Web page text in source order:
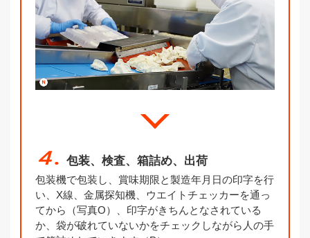
４. 包装、検査、箱詰め、出荷
包装機で包装し、賞味期限と製造年月日の印字を行
い、X線、金属探知機、ウエイトチェッカーを通っ
てから（写真O）、印字がきちんとなされている
か、袋が破れていないかをチェックしながら人の手